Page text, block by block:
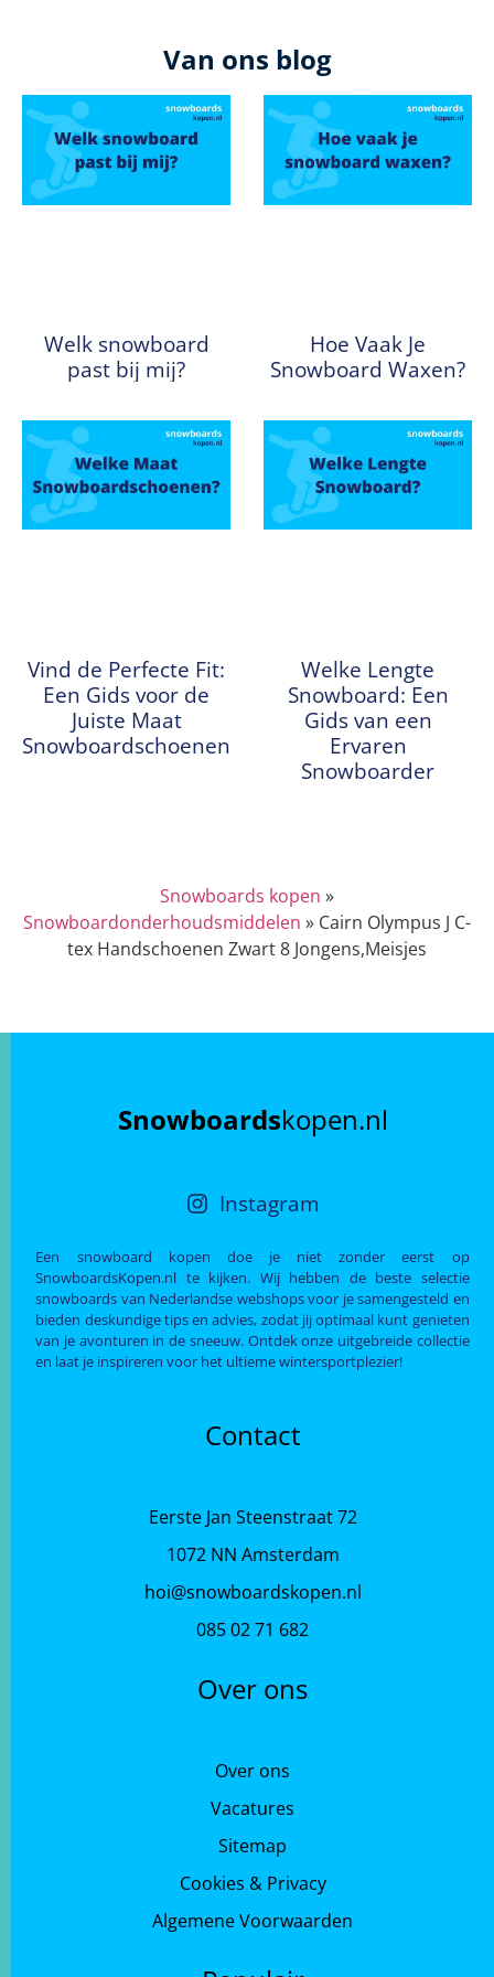
Van ons blog
Welk snowboard
past bij mij?
Hoe Vaak Je
Snowboard Waxen?
Vind de Perfecte Fit:
Een Gids voor de
Juiste Maat
Snowboardschoenen
Welke Lengte
Snowboard: Een
Gids van een
Ervaren
Snowboarder
Snowboards kopen »
Snowboardonderhoudsmiddelen » Cairn Olympus J C-
tex Handschoenen Zwart 8 Jongens,Meisjes
Snowboardskopen.nl
Instagram
Een snowboard kopen doe je niet zonder eerst op
SnowboardsKopen.nl te kijken. Wij hebben de beste selectie
snowboards van Nederlandse webshops voor je samengesteld en
bieden deskundige tips en advies, zodat jij optimaal kunt genieten
van je avonturen in de sneeuw. Ontdek onze uitgebreide collectie
en laat je inspireren voor het ultieme wintersportplezier!
Contact
Eerste Jan Steenstraat 72
1072 NN Amsterdam
hoi@snowboardskopen.nl
085 02 71 682
Over ons
Over ons
Vacatures
Sitemap
Cookies & Privacy
Algemene Voorwaarden